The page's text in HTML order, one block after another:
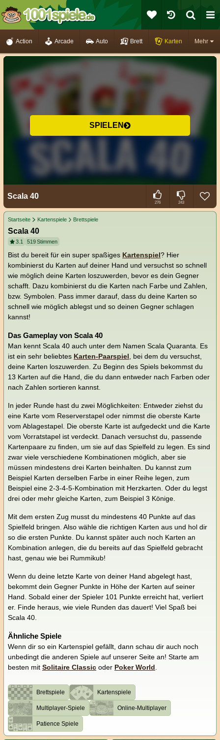
Mehr
Action Arcade Auto Brett Karten
SPIELEN
Scala 40
276 243
Startseite Kartenspiele Brettspiele
Scala 40
3.1 519Stimmen
Bist du bereit für ein super spaßiges Kartenspiel? Hier
kombinierst du Karten auf deiner Hand und versuchst so schnell
wie möglich deine Karten loszuwerden, bevor es dein Gegner
schafft. Dazu kombinierst du die Karten nach Farbe und Zahlen,
bzw. Symbolen. Pass immer darauf, dass du deine Karten so
schnell wie möglich ablegst und so deinen Gegner schlagen
kannst!
Das Gameplay von Scala 40
Man kennt Scala 40 auch unter dem Namen Scala Quaranta. Es
ist ein sehr beliebtes Karten-Paarspiel, bei dem du versuchst,
deine Karten loszuwerden. Zu Beginn des Spiels bekommst du
13 Karten auf die Hand, die du dann entweder nach Farben oder
nach Zahlen sortieren kannst.
In jeder Runde hast du zwei Möglichkeiten: Entweder ziehst du
eine Karte vom Reserverstapel oder nimmst die oberste Karte
vom Ablagestapel. Die oberste Karte ist aufgedeckt und die Karte
vom Vorratstapel ist verdeckt. Danach versuchst du, passende
Kartenpaare zu finden, um sie auf das Spielfeld zu legen. Es sind
zwar viele verschiedene Kombinationen möglich, aber sie
müssen mindestens drei Karten beinhalten. Du kannst zum
Beispiel Karten derselben Farbe in einer Reihe legen, zum
Beispiel eine 2-3-4-5-Kombination mit Herzkarten. Oder du legst
drei oder mehr gleiche Karten, zum Beispiel 3 Könige.
Mit dem ersten Zug musst du mindestens 40 Punkte auf das
Spielfeld bringen. Also wähle die richtigen Karten aus und hol dir
so die ersten Punkte. Du kannst später auch noch Karten an
Kombination anlegen, die du bereits auf das Spielfeld gebracht
hast, genau wie bei Rummikub!
Wenn du deine letzte Karte von deiner Hand abgelegt hast,
bekommt dein Gegner Punkte in Höhe der Karten auf seiner
Hand. Sobald einer der Spieler 101 Punkte erreicht hat, verliert
er. Finde heraus, wie viele Runden das dauert! Viel Spaß bei
Scala 40.
Ähnliche Spiele
Wenn dir so ein Kartenspiel gefällt, dann schau dir auch noch
unbedingt die anderen Spiele auf unserer Seite an! Starte am
besten mit Solitaire Classic oder Poker World.
Brettspiele Kartenspiele
Multiplayer-Spiele Online-Multiplayer
Patience Spiele